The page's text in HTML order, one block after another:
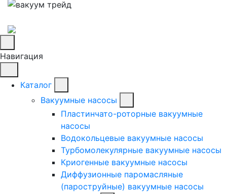
Навигация
Каталог
Вакуумные насосы
Пластинчато-роторные вакуумные
насосы
Водокольцевые вакуумные насосы
Турбомолекулярные вакуумные насосы
Криогенные вакуумные насосы
Диффузионные паромасляные
(пароструйные) вакуумные насосы